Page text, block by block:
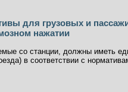
для грузовых и
нажатии
со станции, должны иметь
в соответствии с